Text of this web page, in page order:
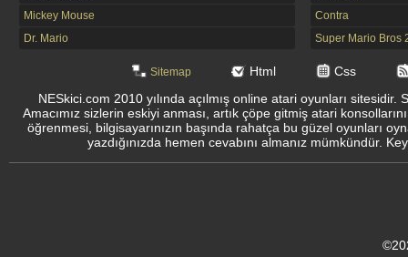
Mickey Mouse
Dr. Mario
Contra
Super Mario Bros
Sitemap Html
Css
NESkici.com 2010 yılında açılmış online atari oyunları
Amacımız sizlerin eskiyi anması, artık çöpe gitmiş atari
öğrenmesi, bilgisayarınızın başında rahatça bu güzel oyunları
yazdığınızda hemen cevabını almanız mümkündür.